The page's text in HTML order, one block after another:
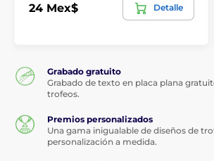
24 Mex$ Detalle
Grabado gratuito
Grabado de texto en placa plana
trofeos.
Premios personalizados
Una gama inigualable de diseños de
personalización a medida.